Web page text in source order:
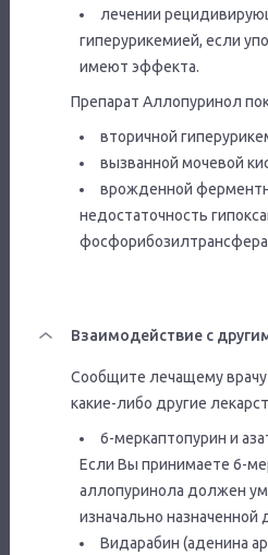
лечении
гиперурикемией, если
имеют эффекта.
Препарат Аллопуринол
вторичной
вызванной мочевой
врожденной
недостаточность
Взаимодействие с
Сообщите лечащему
какие-либо другие
6-меркаптопурин и
Если Вы принимаете 6-
аллопуринола должен
изначально назначенной
Видарабин (аденина